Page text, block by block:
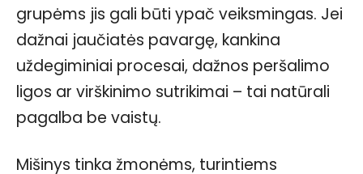
grupėms jis gali būti ypač veiksmingas. Jei
dažnai jaučiatės pavargę, kankina
uždegiminiai procesai, dažnos peršalimo
ligos ar virškinimo sutrikimai – tai natūrali
pagalba be vaistų.
Mišinys tinka žmonėms, turintiems